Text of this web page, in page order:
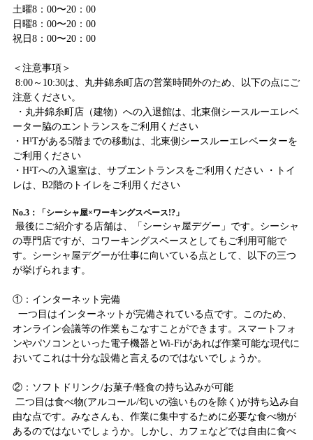
土曜8：00〜20：00
日曜8：00〜20：00
祝日8：00〜20：00
＜注意事項＞
8:00～10:30は、丸井錦糸町店の営業時間外のため、以下の点にご
注意ください。
・丸井錦糸町店（建物）への入退館は、北東側シースルーエレベ
ーター脇のエントランスをご利用ください
・H¹Tがある5階までの移動は、北東側シースルーエレベーターを
ご利用ください
・H¹Tへの入退室は、サブエントランスをご利用ください ・トイ
レは、B2階のトイレをご利用ください
No.3：「シーシャ屋×ワーキングスペース!?」
最後にご紹介する店舗は、「シーシャ屋デグー」です。シーシャ
の専門店ですが、コワーキングスペースとしてもご利用可能で
す。シーシャ屋デグーが仕事に向いている点として、以下の三つ
が挙げられます。
①：インターネット完備
一つ目はインターネットが完備されている点です。このため、
オンライン会議等の作業もこなすことができます。スマートフォ
ンやパソコンといった電子機器とWi-Fiがあれば作業可能な現代に
おいてこれは十分な設備と言えるのではないでしょうか。
②：ソフトドリンク/お菓子/軽食の持ち込みが可能
二つ目は食べ物(アルコール/匂いの強いものを除く)が持ち込み自
由な点です。みなさんも、作業に集中するために必要な食べ物が
あるのではないでしょうか。しかし、カフェなどでは自由に食べ